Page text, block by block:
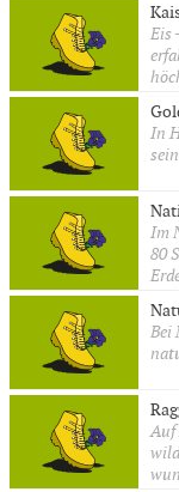
Eis
In
Im
80
Bei
Auf